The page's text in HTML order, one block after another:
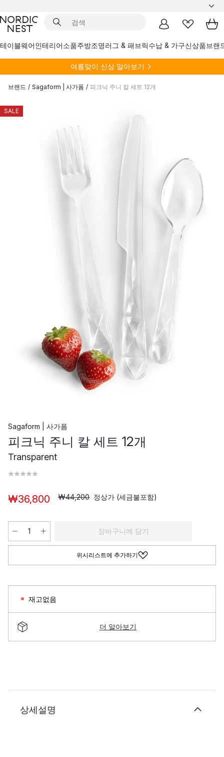
테이블웨어인테리어소품주방조명러그 & 패브릭수납 & 가구신상품브랜
여름맞이 신상 알아보기
브랜드 / Sagaform | 사가폼 / 피크닉 주니 칼 세트 12개
SALE
Sagaform | 사가폼
피크닉 주니 칼 세트 12개
Transparent
₩36,800 ₩44,200 정상가 (세금불포함)
장바구니에 담기
위시리스트에 추가하기
재고없음
더 알아보기
상세설명